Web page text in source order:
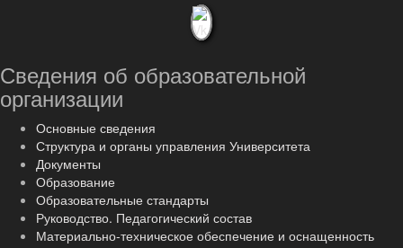
Сведения об образовательной
организации
Основные сведения
Структура и органы управления Университета
Документы
Образование
Образовательные стандарты
Руководство. Педагогический состав
Материально-техническое обеспечение и оснащенность